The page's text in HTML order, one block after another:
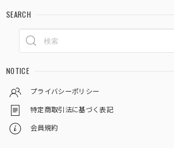
SEARCH
NOTICE
プライバシーポリシー
特定商取引法に基づく表記
会員規約